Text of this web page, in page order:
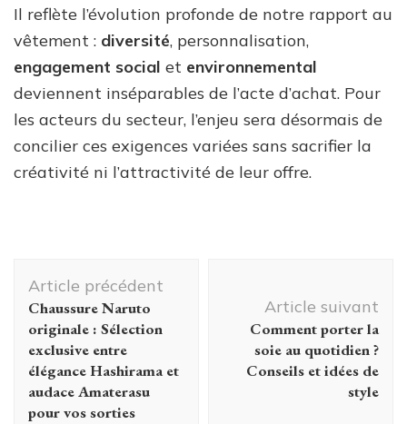
Il reflète l’évolution profonde de notre rapport au
vêtement : diversité, personnalisation,
engagement social et environnemental
deviennent inséparables de l’acte d’achat. Pour
les acteurs du secteur, l’enjeu sera désormais de
concilier ces exigences variées sans sacrifier la
créativité ni l’attractivité de leur offre.
d'article
Article précédent
Chaussure Naruto
originale : Sélection
exclusive entre
élégance Hashirama et
audace Amaterasu
pour vos sorties
Article suivant
Comment porter la
soie au quotidien ?
Conseils et idées de
style